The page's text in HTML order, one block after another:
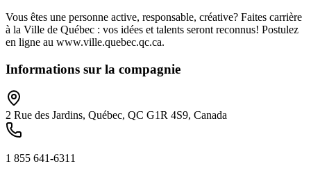
Vous êtes une personne active, responsable, créative? Faites carrière
à la Ville de Québec : vos idées et talents seront reconnus! Postulez
en ligne au www.ville.quebec.qc.ca.
Informations sur la compagnie
2 Rue des Jardins, Québec, QC G1R 4S9, Canada
1 855 641‑6311